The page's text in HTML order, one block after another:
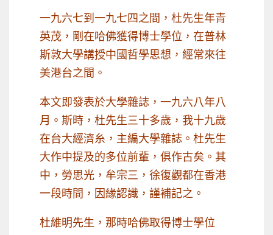
一九六七到一九七四之間，杜先生年青
英茂，剛在哈佛獲得博士學位，在普林
斯敦大學講授中國哲學思想，經常來往
美港台之間。
本文即發表於大學雜誌，一九六八年八
月。斯時，杜先生三十多歲，我十九歲
在台大經濟糸，主編大學雜誌。杜先生
大作中提及的多位前輩，俱作古矣。其
中，勞思光，牟宗三，徐復觀都在香港
一段時間，因緣認識，謹補記之。
杜維明先生，那時哈佛取得博士學位